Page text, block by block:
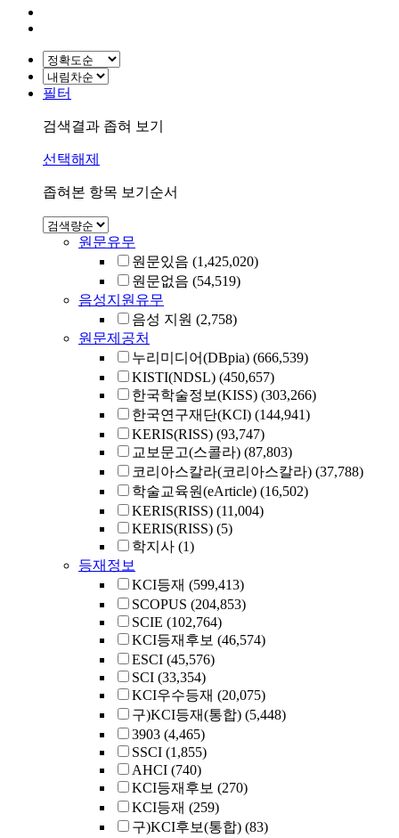
필터
검색결과 좁혀 보기
선택해제
좁혀본 항목 보기순서
원문유무
원문있음 (1,425,020)
원문없음 (54,519)
음성지원유무
음성 지원 (2,758)
원문제공처
누리미디어(DBpia) (666,539)
KISTI(NDSL) (450,657)
한국학술정보(KISS) (303,266)
한국연구재단(KCI) (144,941)
KERIS(RISS) (93,747)
교보문고(스콜라) (87,803)
코리아스칼라(코리아스칼라) (37,788)
학술교육원(eArticle) (16,502)
KERIS(RISS) (11,004)
KERIS(RISS) (5)
학지사 (1)
등재정보
KCI등재 (599,413)
SCOPUS (204,853)
SCIE (102,764)
KCI등재후보 (46,574)
ESCI (45,576)
SCI (33,354)
KCI우수등재 (20,075)
구)KCI등재(통합) (5,448)
3903 (4,465)
SSCI (1,855)
AHCI (740)
KCI등재후보 (270)
KCI등재 (259)
구)KCI후보(통합) (83)